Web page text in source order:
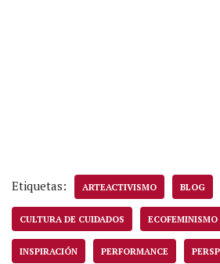
Etiquetas: ARTEACTIVISMO BLOG
CULTURA DE CUIDADOS ECOFEMINISMO
INSPIRACIÓN PERFORMANCE